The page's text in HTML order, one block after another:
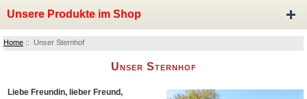
Unsere Produkte im Shop
Home :: Unser Sternhof
Unser Sternhof
Liebe Freundin, lieber Freund,